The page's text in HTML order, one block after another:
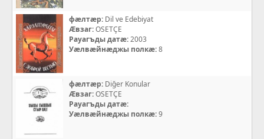
фæлтæр: Dil ve Edebiyat
Æвзаг:OSETÇE
Рауагъды датæ:2003
Уæлвæйнæджы полкæ:8
фæлтæр: Diğer Konular
Æвзаг:OSETÇE
Рауагъды датæ:
Уæлвæйнæджы полкæ:9